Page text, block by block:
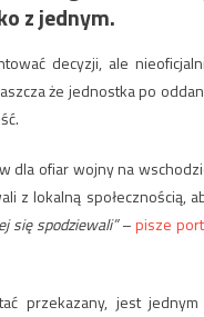
z jednym.
decyzji, ale
że jednostka po
dla ofiar wojny na
z lokalną społecznością,
się spodziewali”–pisze
przekazany, jest